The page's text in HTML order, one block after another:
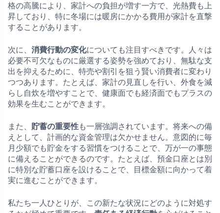
格の高騰により、家計への負担が増す一方で、光熱費も上
昇しており、特に冬場には暖房にかかる費用が家計を直撃
することがあります。
次に、 消費行動の変化についても注目すべきです。人々は
必要不可欠なものに厳選する姿勢を強めており、無駄な支
出を抑えるために、特売や割引を狙う賢い消費者に変わり
つつあります。たとえば、家計の見直しを行い、外食を減
らし自炊を増やすことで、健康面でも経済面でもプラスの
効果を生むことができます。
また、 貯蓄の重要性も一層強調されています。将来への備
えとして、計画的な資金管理は欠かせません。意図的に毎
月少額でも貯金をする習慣をつけることで、万が一の事態
に備えることができるのです。たとえば、預金口座とは別
に特別な貯蓄口座を設けることで、目標金額に向かって着
実に進むことができます。
私たち一人ひとりが、この新たな状況にどのように対処す